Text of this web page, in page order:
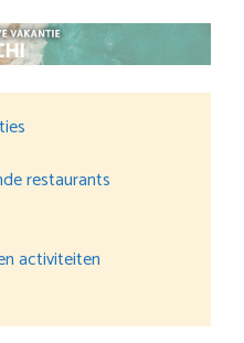
restaurants
activiteiten